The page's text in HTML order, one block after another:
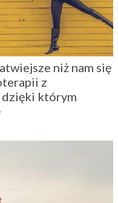
niż nam się
z
dzięki którym